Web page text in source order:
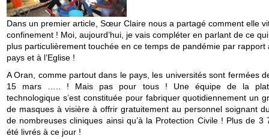
Dans un premier article, Sœur Claire nous a partagé comment elle
confinement ! Moi, aujourd’hui, je vais compléter en parlant de ce qui
plus particulièrement touchée en ce temps de pandémie par rapport
pays et à l’Eglise !
A Oran, comme partout dans le pays, les universités sont fermées
15 mars ….. ! Mais pas pour tous ! Une équipe de la
technologique s’est constituée pour fabriquer quotidiennement un
de masques à visière à offrir gratuitement au personnel soignant
de nombreuses cliniques ainsi qu’à la Protection Civile ! Plus de 3
été livrés à ce jour !